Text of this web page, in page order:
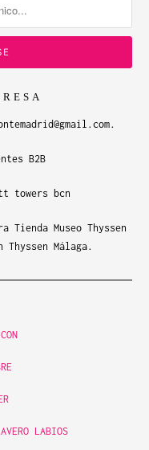
B2B
towers bcn
Tienda Museo Thyssen
Thyssen Málaga.
LABIOS